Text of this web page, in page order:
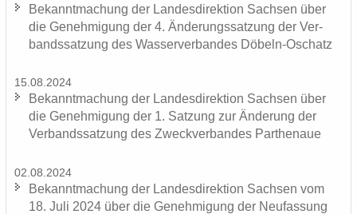
Be­kannt­ma­chung der Lan­des­di­rek­ti­on Sach­sen über
die Ge­neh­mi­gung der 4. Än­de­rungs­sat­zung der Ver­
bands­sat­zung des Was­ser­ver­ban­des Döbeln-​Oschatz
15.08.2024
Be­kannt­ma­chung der Lan­des­di­rek­ti­on Sach­sen über
die Ge­neh­mi­gung der 1. Sat­zung zur Än­de­rung der
Ver­bands­sat­zung des Zweck­ver­ban­des Par­the­naue
02.08.2024
Be­kannt­ma­chung der Lan­des­di­rek­ti­on Sach­sen vom
18. Juli 2024 über die Ge­neh­mi­gung der Neu­fas­sung